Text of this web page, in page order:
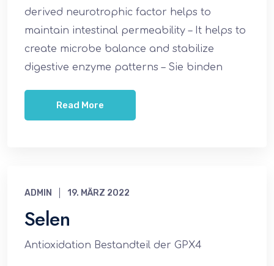
derived neurotrophic factor helps to
maintain intestinal permeability – It helps to
create microbe balance and stabilize
digestive enzyme patterns – Sie binden
Read More
ADMIN 19. MÄRZ 2022
Selen
Antioxidation Bestandteil der GPX4